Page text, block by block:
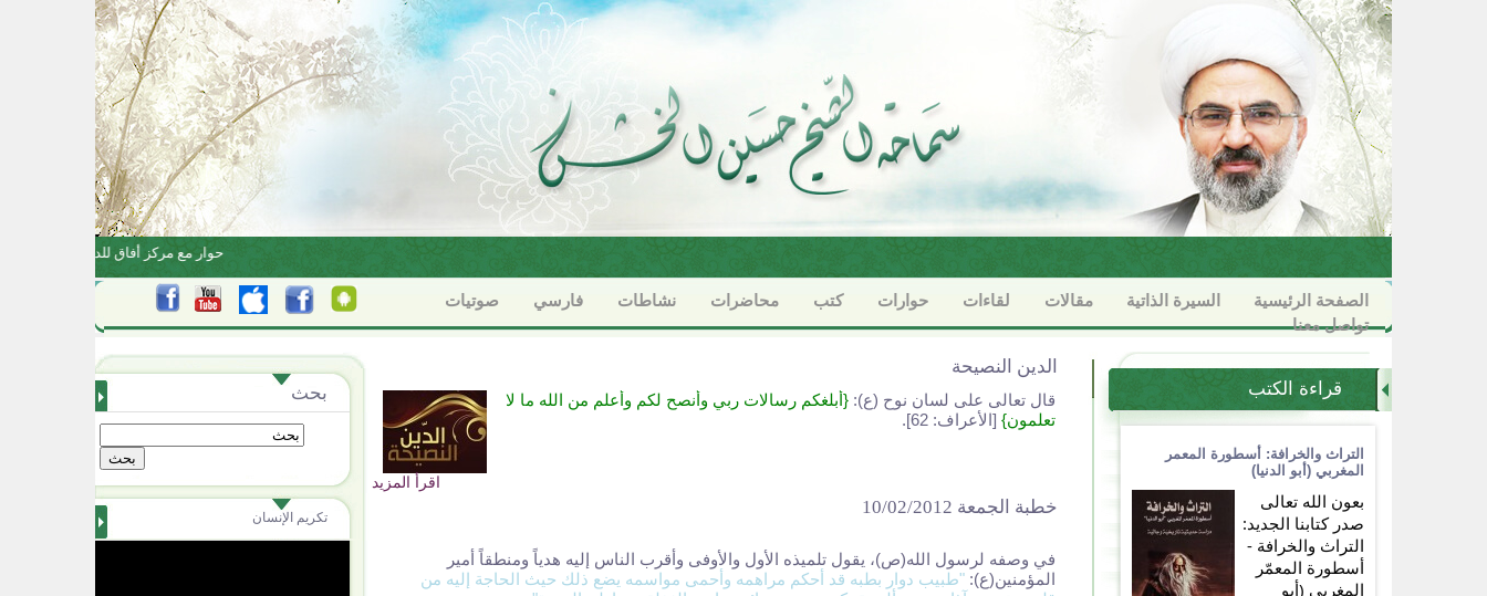
حوار مع مركز أفاق للدراسات
الصفحة الرئيسية السيرة الذاتية مقالات لقاءات حوارات كتب محاضرات نشاطات فارسي
صوتيات
تواصل معنا
بحث
تكريم الإنسان
الدين النصيحة
قال تعالى على لسان نوح (ع): {أبلغكم رسالات ربي وأنصح لكم وأعلم من الله ما لا
تعلمون} [الأعراف: 62].
اقرأ المزيد
خطبة الجمعة 10/02/2012
في وصفه لرسول الله(ص)، يقول تلميذه الأول والأوفى وأقرب الناس إليه هدياً ومنطقاً أمير
المؤمنين(ع): "طبيب دوار بطبه قد أحكم مراهمه وأحمى مواسمه يضع ذلك حيث الحاجة إليه من
قراءة الكتب
التراث والخرافة: أسطورة المعمر
المغربي (أبو الدنيا)
بعون الله تعالى
صدر كتابنا الجديد:
التراث والخرافة -
أسطورة المعمّر
المغربي (أبو